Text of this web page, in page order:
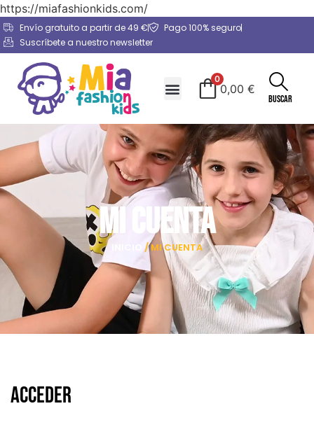
https://miafashionkids.com/
Envío gratuito a partir de 49 €
Pago 100% seguro
Suscríbete a nuestro newsletter
0
0,00 €
Buscar
Mi cuenta
/ MI CUENTA
Acceder